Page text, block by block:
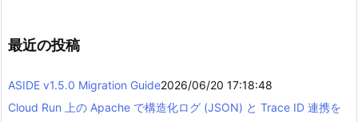
最近の投稿
ASIDE v1.5.0 Migration Guide2026/06/20 17:18:48
Cloud Run 上の Apache で構造化ログ (JSON) と Trace ID 連携を